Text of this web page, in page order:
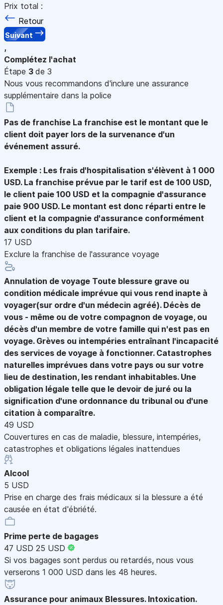
Prix total :
Retour
Suivant
,
Complétez l'achat
Étape 3 de 3
Nous vous recommandons d'inclure une assurance
supplémentaire dans la police
Pas de franchise La franchise est le montant que le
client doit payer lors de la survenance d'un
événement assuré.
Exemple : Les frais d'hospitalisation s'élèvent à 1 000
USD. La franchise prévue par le tarif est de 100 USD,
le client paie 100 USD et la compagnie d'assurance
paie 900 USD. Le montant est donc réparti entre le
client et la compagnie d'assurance conformément
aux conditions du plan tarifaire.
17 USD
Exclure la franchise de l'assurance voyage
Annulation de voyage Toute blessure grave ou
condition médicale imprévue qui vous rend inapte à
voyager(sur ordre d'un médecin agréé). Décès de
vous - même ou de votre compagnon de voyage, ou
décès d'un membre de votre famille qui n'est pas en
voyage. Grèves ou intempéries entraînant l'incapacité
des services de voyage à fonctionner. Catastrophes
naturelles imprévues dans votre pays ou sur votre
lieu de destination, les rendant inhabitables. Une
obligation légale telle que le devoir de juré ou la
signification d'une ordonnance du tribunal ou d'une
citation à comparaître.
49 USD
Couvertures en cas de maladie, blessure, intempéries,
catastrophes et obligations légales inattendues
Alcool
5 USD
Prise en charge des frais médicaux si la blessure a été
causée en état d'ébriété.
Prime perte de bagages
47 USD 25 USD
Si vos bagages sont perdus ou retardés, nous vous
verserons 1 000 USD dans les 48 heures.
Assurance pour animaux Blessures. Intoxication.